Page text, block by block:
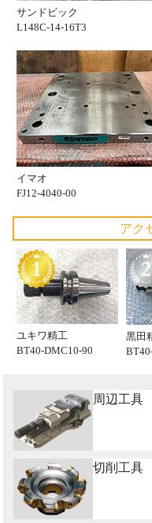
サンドビック
L148C-14-16T3
イマオ
FJ12-4040-00
アク
ユキワ精工
BT40-DMC10-90
黒田
周辺工具
切削工具